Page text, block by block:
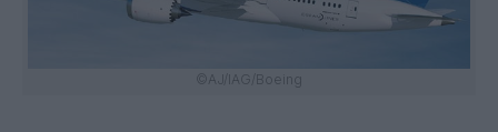
©AJ/IAG/Boeing